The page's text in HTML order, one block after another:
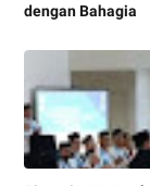
dengan Bahagia